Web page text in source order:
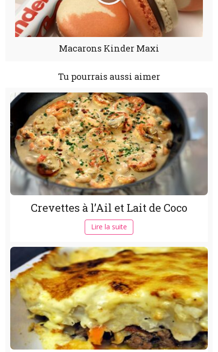
Macarons Kinder Maxi
Tu pourrais aussi aimer
Crevettes à l’Ail et Lait de Coco
Lire la suite